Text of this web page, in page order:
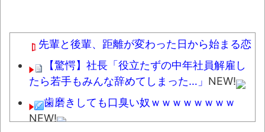
先輩と後輩、距離が変わった日から始まる恋
【驚愕】社長「役立たずの中年社員解雇し
たら若手もみんな辞めてしまった…」 NEW!
歯磨きしても口臭い奴ｗｗｗｗｗｗｗｗ
NEW!